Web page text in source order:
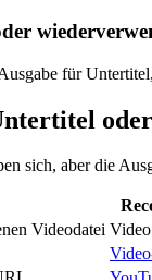
für
sich, aber die
Videodatei